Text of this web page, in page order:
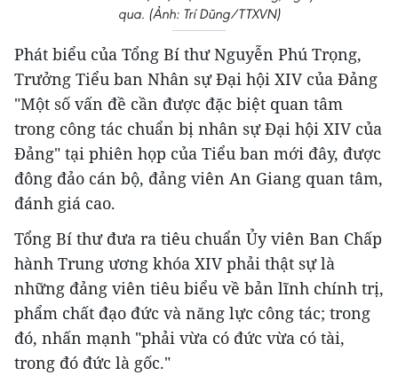
qua. (Ảnh: Trí Dũng/TTXVN)
Phát biểu của Tổng Bí thư Nguyễn Phú Trọng,
Trưởng Tiểu ban Nhân sự Đại hội XIV của Đảng
"Một số vấn đề cần được đặc biệt quan tâm
trong công tác chuẩn bị nhân sự Đại hội XIV của
Đảng" tại phiên họp của Tiểu ban mới đây, được
đông đảo cán bộ, đảng viên An Giang quan tâm,
đánh giá cao.
Tổng Bí thư đưa ra tiêu chuẩn Ủy viên Ban Chấp
hành Trung ương khóa XIV phải thật sự là
những đảng viên tiêu biểu về bản lĩnh chính trị,
phẩm chất đạo đức và năng lực công tác; trong
đó, nhấn mạnh "phải vừa có đức vừa có tài,
trong đó đức là gốc."